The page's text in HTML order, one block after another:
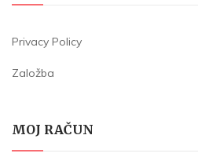
Privacy Policy
Založba
MOJ RAČUN